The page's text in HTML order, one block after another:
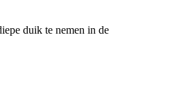
duik te nemen in de